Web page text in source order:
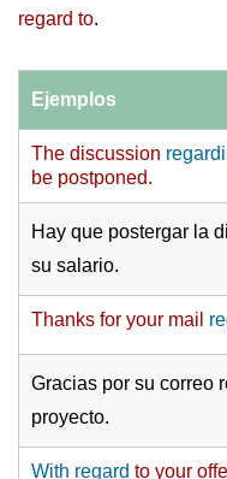
regard to.
Ejemplos
The discussion
be postponed.
Hay que postergar la
su salario.
Thanks for your mail
Gracias por su correo
proyecto.
With regard to your